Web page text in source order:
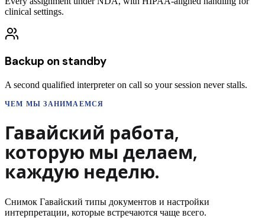
clinical settings.
Backup on standby
A second qualified interpreter on call so your session never stalls.
ЧЕМ МЫ ЗАНИМАЕМСЯ
Гавайский работа,
которую мы делаем,
каждую неделю.
Снимок Гавайский типы документов и настройки
интерпретации, которые встречаются чаще всего.